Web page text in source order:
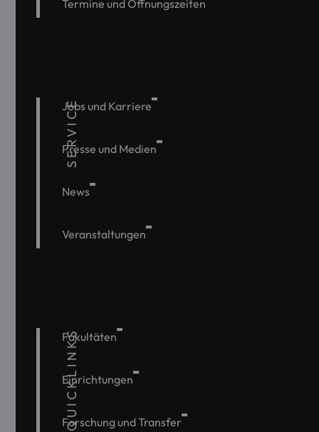
Termine und Öffnungszeiten
SERVICE
Jobs und Karriere
Presse und Medien
News
Veranstaltungen
QUICKLINKS
Fakultäten
Einrichtungen
Forschung und Transfer